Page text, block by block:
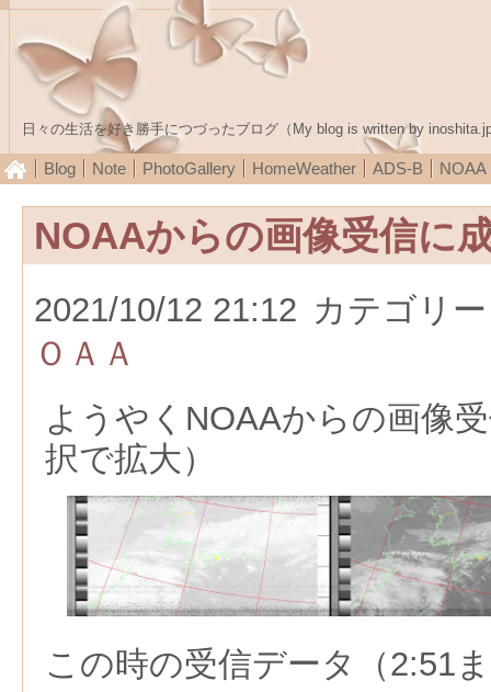
日々の生活を好き勝手につづったブログ（My blog is written by
Blog Note PhotoGallery HomeWeather ADS-B NOAA
NOAAからの画像受信に
2021/10/12 21:12 カテゴリ
ＯＡＡ
ようやくNOAAからの画像
択で拡大）
この時の受信データ（2:51